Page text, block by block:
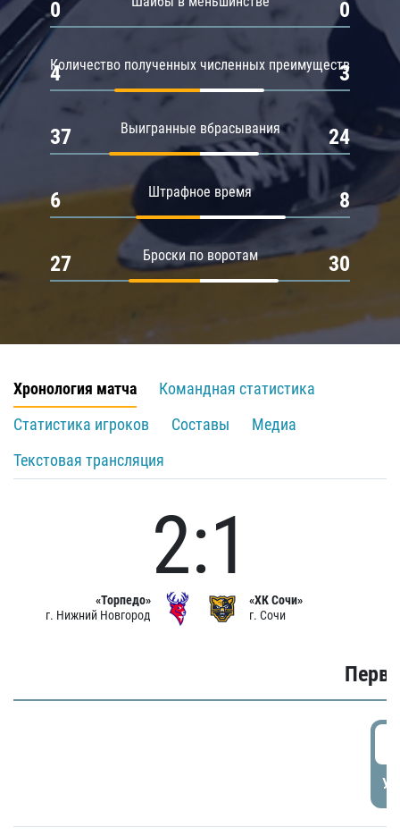
0 0
Количество полученных численных преимуществ
4 3
Выигранные вбрасывания
37 24
Штрафное время
6 8
Броски по воротам
27 30
Хронология матча
Командная статистика
Статистика игроков
Составы
Медиа
Текстовая трансляция
«Торпедо»
г. Нижний Новгород
2:1
«ХК Сочи»
г. Сочи